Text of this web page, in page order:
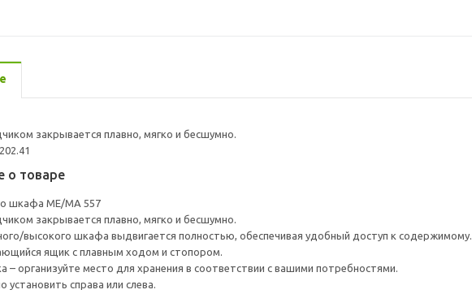
закрывается плавно, мягко и бесшумно.
о товаре
шкафа ME/MA 557
закрывается плавно, мягко и бесшумно.
высокого шкафа выдвигается полностью, обеспечивая удобный доступ к содержимому.
ящик с плавным ходом и стопором.
– организуйте место для хранения в соответствии с вашими потребностями.
установить справа или слева.